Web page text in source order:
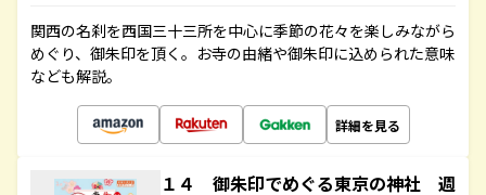
関西の名刹を西国三十三所を中心に季節の花々を楽しみながら
めぐり、御朱印を頂く。お寺の由緒や御朱印に込められた意味
なども解説。
詳細を見る
１４ 御朱印でめぐる東京の神社 週